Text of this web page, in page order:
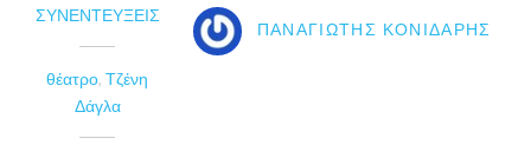
ΣΥΝΕΝΤΕΎΞΕΙΣ
θέατρο,Τζένη
Δάγλα
ΠΑΝΑΓΙΏΤΗΣ ΚΟΝΙΔΆΡΗΣ